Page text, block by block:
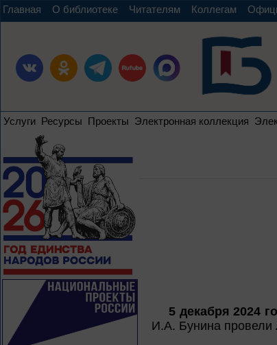
Главная О библиотеке Читателям Коллегам
Услуги Ресурсы Проекты Электронная коллекция
5 декабря 2024
И.А. Бунина провели